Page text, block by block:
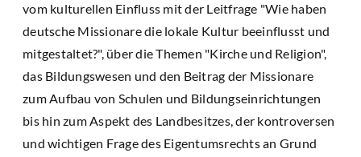
vom kulturellen Einfluss mit der Leitfrage "Wie haben
deutsche Missionare die lokale Kultur beeinflusst und
mitgestaltet?", über die Themen "Kirche und Religion",
das Bildungswesen und den Beitrag der Missionare
zum Aufbau von Schulen und Bildungseinrichtungen
bis hin zum Aspekt des Landbesitzes, der kontroversen
und wichtigen Frage des Eigentumsrechts an Grund